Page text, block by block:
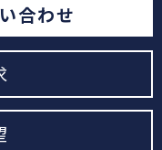
合わせ